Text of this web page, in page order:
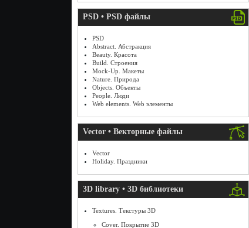
PSD • PSD файлы
PSD
Abstract. Абстракция
Beauty. Красота
Build. Строения
Mock-Up. Макеты
Nature. Природа
Objects. Объекты
People. Люди
Web elements. Web элементы
Vector • Векторные файлы
Vector
Holiday. Праздники
3D library • 3D библиотеки
Textures. Текстуры 3D
Cover. Покрытие 3D